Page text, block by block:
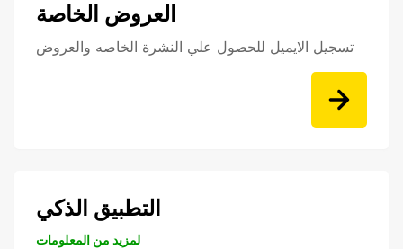
العروض الخاصة
تسجيل الايميل للحصول علي النشرة الخاصه والعروض
التطبيق الذكي
لمزيد من المعلومات